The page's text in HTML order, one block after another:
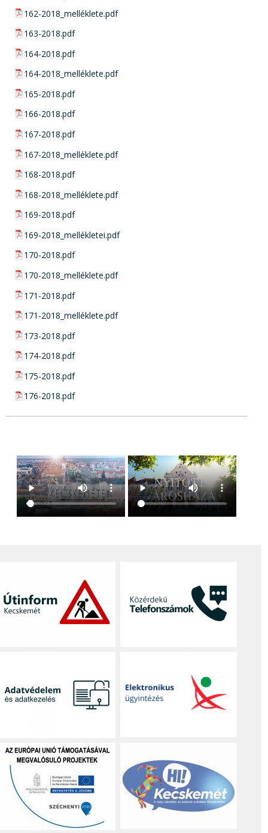
pdf csatolmány:
162-2018_melléklete.pdf
pdf csatolmány:
163-2018.pdf
pdf csatolmány:
164-2018.pdf
pdf csatolmány:
164-2018_melléklete.pdf
pdf csatolmány:
165-2018.pdf
pdf csatolmány:
166-2018.pdf
pdf csatolmány:
167-2018.pdf
pdf csatolmány:
167-2018_melléklete.pdf
pdf csatolmány:
168-2018.pdf
pdf csatolmány:
168-2018_melléklete.pdf
pdf csatolmány:
169-2018.pdf
pdf csatolmány:
169-2018_mellékletei.pdf
pdf csatolmány:
170-2018.pdf
pdf csatolmány:
170-2018_melléklete.pdf
pdf csatolmány:
171-2018.pdf
pdf csatolmány:
171-2018_melléklete.pdf
pdf csatolmány:
173-2018.pdf
pdf csatolmány:
174-2018.pdf
pdf csatolmány:
175-2018.pdf
pdf csatolmány:
176-2018.pdf